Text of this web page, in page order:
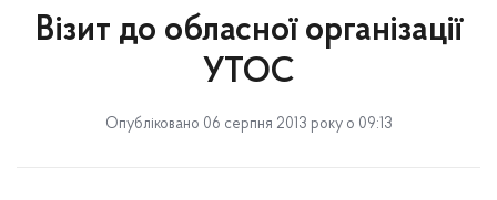
Візит до обласної організації
УТОС
Опубліковано 06 серпня 2013 року о 09:13